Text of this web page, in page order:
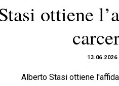
ottiene
13.06.2026